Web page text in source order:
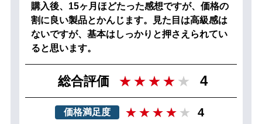
購入後、15ヶ月ほどたった感想ですが、価格の
割に良い製品とかんじます。見た目は高級感は
ないですが、基本はしっかりと押さえられてい
ると思います。
総合評価 4
価格満足度 4